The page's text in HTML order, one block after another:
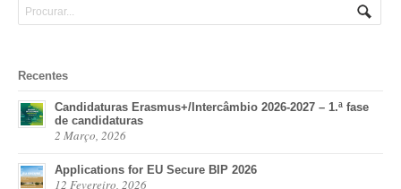
Recentes
Candidaturas Erasmus+/Intercâmbio 2026-2027 – 1.ª fase
de candidaturas
2 Março, 2026
Applications for EU Secure BIP 2026
12 Fevereiro, 2026